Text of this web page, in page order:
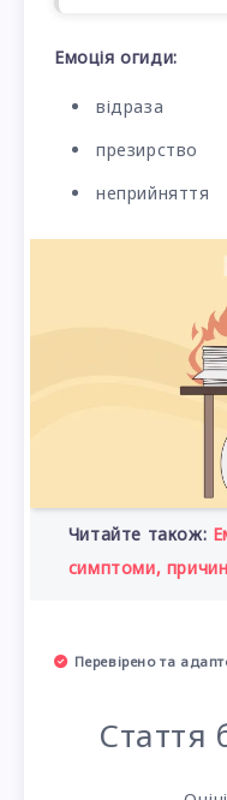
Емоція огиди:
відраза
презирство
неприйняття
Читайте також:
симптоми,
Перевірено та
Стаття